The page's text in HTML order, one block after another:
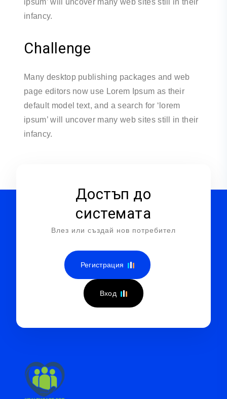
ipsum’ will uncover many web sites still in their
infancy.
Challenge
Many desktop publishing packages and web
page editors now use Lorem Ipsum as their
default model text, and a search for ‘lorem
ipsum’ will uncover many web sites still in their
infancy.
Достъп до
системата
Влез или създай нов потребител
Регистрация
Вход